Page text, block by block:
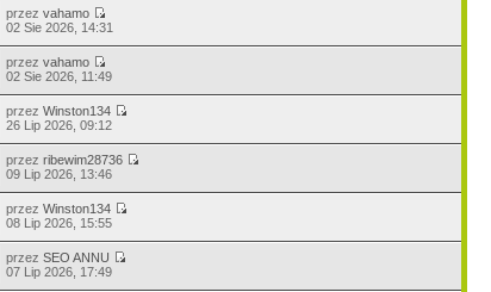
przezvahamo
02 Sie 2026, 14:31
przezvahamo
02 Sie 2026, 11:49
przezWinston134
26 Lip 2026, 09:12
przezribewim28736
09 Lip 2026, 13:46
przezWinston134
08 Lip 2026, 15:55
przezSEO ANNU
07 Lip 2026, 17:49